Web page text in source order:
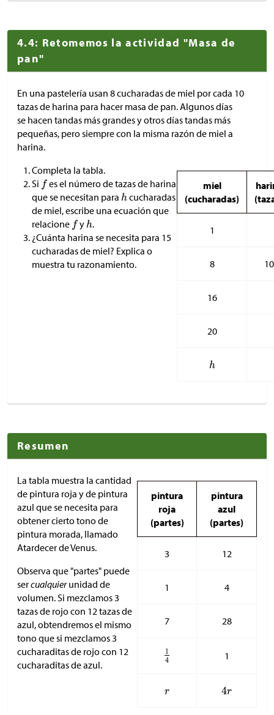
4.4: Retomemos la actividad "Masa de
pan"
En una pastelería usan 8 cucharadas de miel por cada 10
tazas de harina para hacer masa de pan. Algunos días
se hacen tandas más grandes y otros días tandas más
pequeñas, pero siempre con la misma razón de miel a
harina.
Completa la tabla.
Si
es el número de tazas de harina
que se necesitan para
cucharadas
de miel, escribe una ecuación que
relacione
y
.
¿Cuánta harina se necesita para 15
cucharadas de miel? Explica o
muestra tu razonamiento.
miel
(cucharadas)
1
8 10
16
20
Resumen
La tabla muestra la cantidad
de pintura roja y de pintura
azul que se necesita para
obtener cierto tono de
pintura morada, llamado
Atardecer de Venus.
Observa que "partes" puede
sercualquierunidad de
volumen. Si mezclamos 3
tazas de rojo con 12 tazas de
azul, obtendremos el mismo
tono que si mezclamos 3
cucharaditas de rojo con 12
cucharaditas de azul.
pintura
roja
(partes)
pintura
azul
(partes)
3 12
1 4
7 28
1